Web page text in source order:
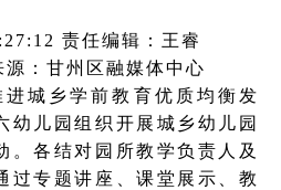
责任编辑：王睿
源：甘州区融媒体中心
城乡学前教育优质均衡发
幼儿园组织开展城乡幼儿园
。各结对园所教学负责人及
过专题讲座、课堂展示、教